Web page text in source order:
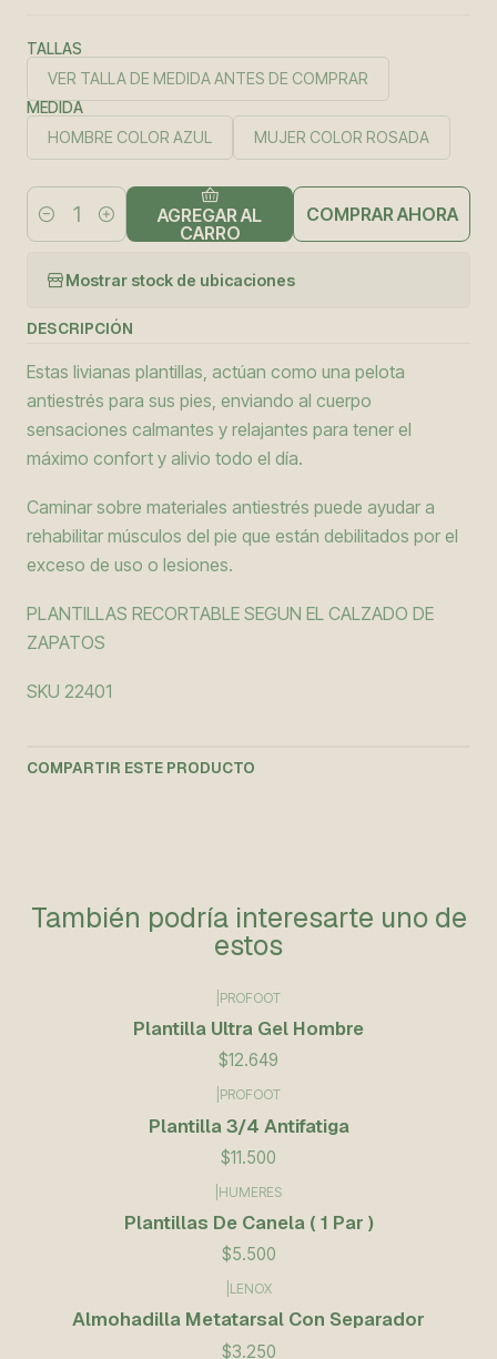
TALLAS
VER TALLA DE MEDIDA ANTES DE COMPRAR
MEDIDA
HOMBRE COLOR AZUL MUJER COLOR ROSADA
Cantidad
AGREGAR AL
CARRO
COMPRAR AHORA
Mostrar stock de ubicaciones
DESCRIPCIÓN
Estas livianas plantillas, actúan como una pelota
antiestrés para sus pies, enviando al cuerpo
sensaciones calmantes y relajantes para tener el
máximo confort y alivio todo el día.
Caminar sobre materiales antiestrés puede ayudar a
rehabilitar músculos del pie que están debilitados por el
exceso de uso o lesiones.
PLANTILLAS RECORTABLE SEGUN EL CALZADO DE
ZAPATOS
SKU 22401
COMPARTIR ESTE PRODUCTO
También podría interesarte uno de
estos
PROFOOT
Plantilla Ultra Gel Hombre
$12.649
PROFOOT
Plantilla 3/4 Antifatiga
$11.500
HUMERES
Plantillas De Canela ( 1 Par )
$5.500
LENOX
Almohadilla Metatarsal Con Separador
$3.250